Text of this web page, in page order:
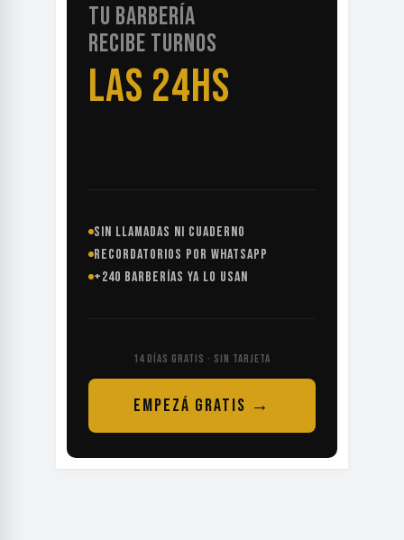
TU BARBERÍA
RECIBE TURNOS
LAS 24HS
SIN LLAMADAS NI CUADERNO
RECORDATORIOS POR WHATSAPP
+240 BARBERÍAS YA LO USAN
14 DÍAS GRATIS · SIN TARJETA
EMPEZÁ GRATIS →